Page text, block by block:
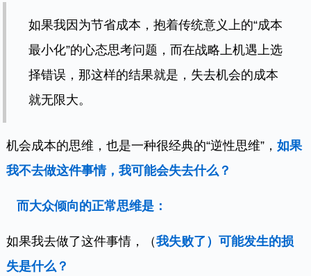
如果我因为节省成本，抱着传统意义上的“成本
最小化”的心态思考问题，而在战略上机遇上选
择错误，那这样的结果就是，失去机会的成本
就无限大。
机会成本的思维，也是一种很经典的“逆性思维”，如果
我不去做这件事情，我可能会失去什么？
而大众倾向的正常思维是：
如果我去做了这件事情，（我失败了）可能发生的损
失是什么？